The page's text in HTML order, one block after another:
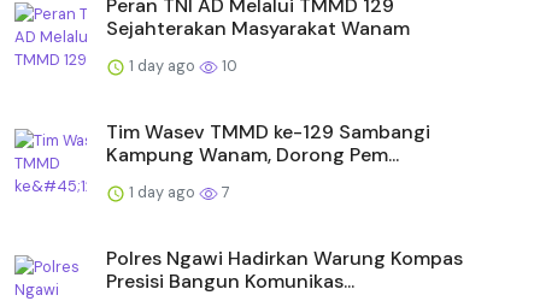
Peran TNI AD Melalui TMMD 129
Sejahterakan Masyarakat Wanam
1 day ago 10
Tim Wasev TMMD ke-129 Sambangi
Kampung Wanam, Dorong Pem...
1 day ago 7
Polres Ngawi Hadirkan Warung Kompas
Presisi Bangun Komunikas...